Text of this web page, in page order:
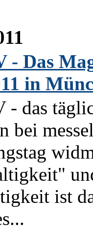
- Das
in
- das
bei
ist